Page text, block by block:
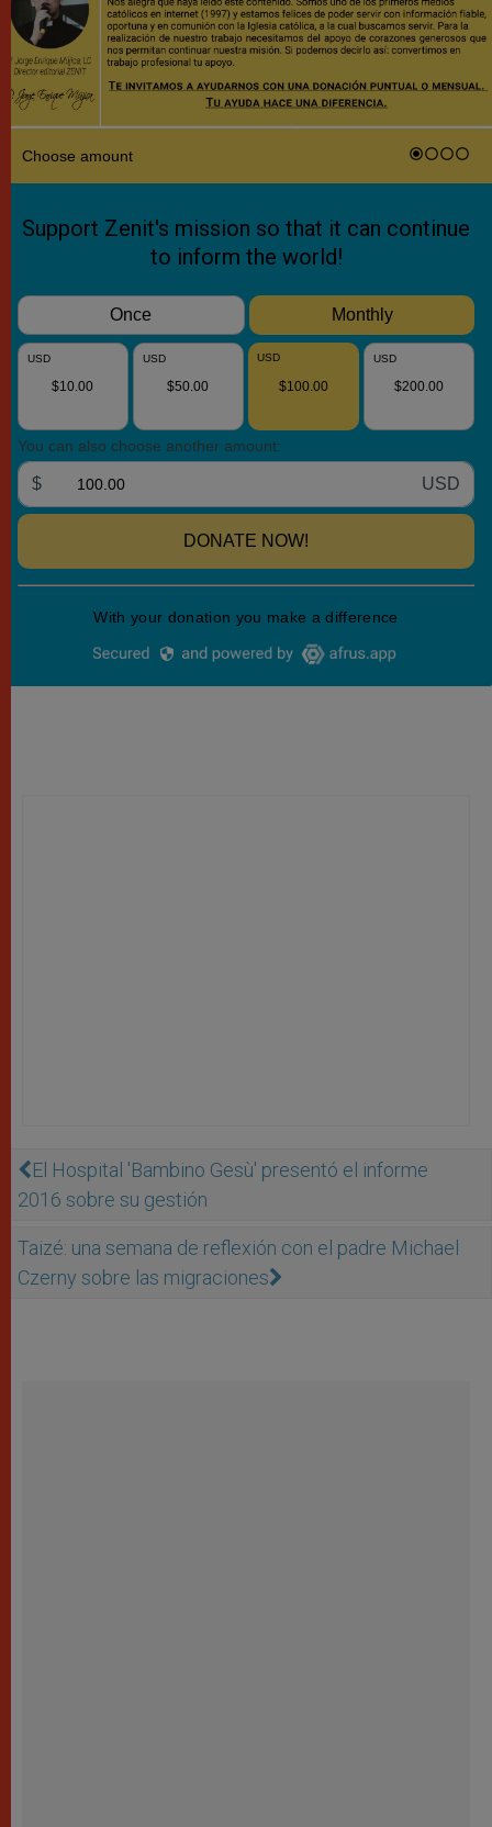
El Hospital 'Bambino Gesù' presentó el informe
2016 sobre su gestión
Taizé: una semana de reflexión con el padre Michael
Czerny sobre las migraciones